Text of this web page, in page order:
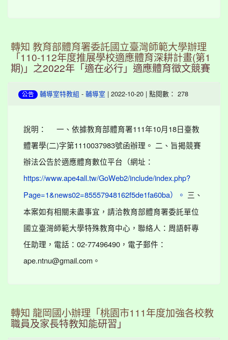
轉知 教育部體育署委託國立臺灣師範大學辦理
「110-112年度推展學校適應體育深耕計畫(第1
期)」之2022年「適在必行」適應體育徵文競賽
公告 輔導室特教組 - 輔導室 | 2022-10-20 | 點閱數： 278
說明： 一、依據教育部體育署111年10月18日臺教
體署學(二)字第1110037983號函辦理。 二、旨揭競賽
辦法公告於適應體育數位平台（網址：
https://www.ape4all.tw/GoWeb2/include/index.php?
Page=1&news02=85557948162f5de1fa60ba）。
三、
本案如有相關未盡事宜，請洽教育部體育署委託單位
國立臺灣師範大學特殊教育中心，聯絡人：周語軒專
任助理，電話：02-77496490，電子郵件：
ape.ntnu@gmail.com。
轉知 龍岡國小辦理「桃園市111年度加強各校教
職員及家長特教知能研習」